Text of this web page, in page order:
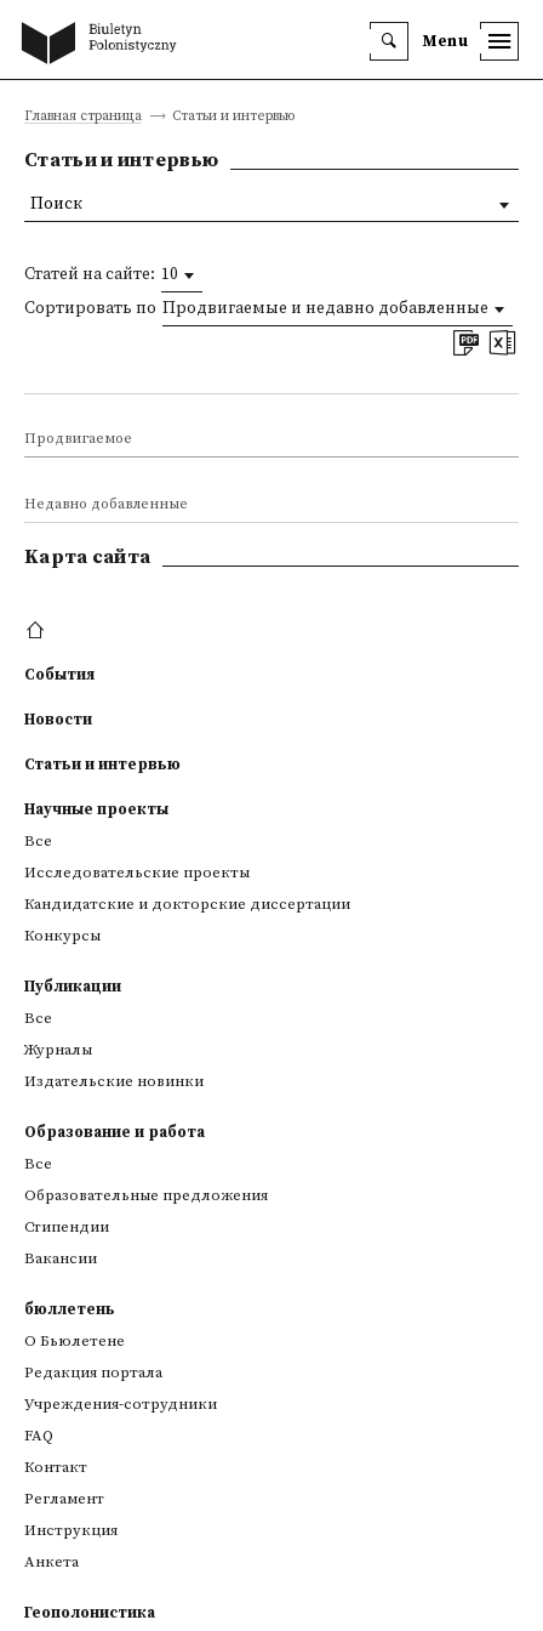
Menu
Главная страница Статьи и интервью
Статьи и интервью
Статей на сайте: 10
Сортировать по Продвигаемые и недавно добавленные
Продвигаемое
Недавно добавленные
Поиск
Kарта сайта
События
Новости
Статьи и интервью
Научные проекты
Все
Исследовательские проекты
Кандидатские и докторские диссертации
Конкурсы
Публикации
Все
Журналы
Издательские новинки
Образование и работа
Все
Образовательные предложения
Стипендии
Вакансии
бюллетень
О Бьюлетене
Редакция портала
Учреждения-сотрудники
FAQ
Контакт
Регламент
Инструкция
Анкета
Геополонистика